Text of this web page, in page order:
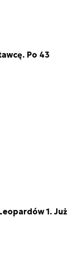
Po 43
1. Już